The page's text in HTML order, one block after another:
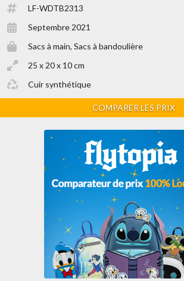
LF-WDTB2313
Septembre 2021
Sacs à main, Sacs à bandoulière
25 x 20 x 10 cm
Cuir synthétique
COMPARER LES PRIX